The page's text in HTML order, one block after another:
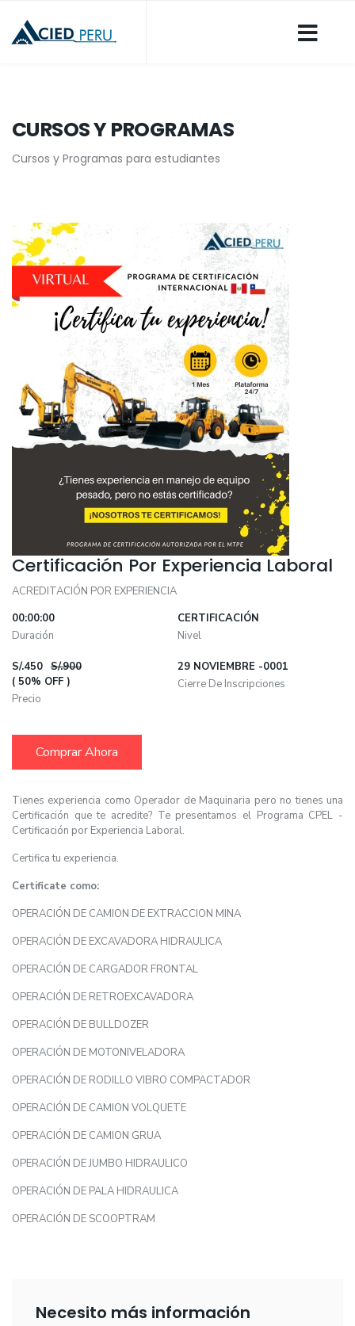
CURSOS Y PROGRAMAS
Cursos y Programas para estudiantes
Certificación Por Experiencia Laboral
ACREDITACIÓN POR EXPERIENCIA
00:00:00
Duración
CERTIFICACIÓN
Nivel
S/.450 S/.900
( 50% OFF )
Precio
29 NOVIEMBRE -0001
Cierre De Inscripciones
Comprar Ahora
Tienes experiencia como Operador de Maquinaria pero no tienes una
Certificación que te acredite? Te presentamos el Programa CPEL -
Certificación por Experiencia Laboral.
Certifica tu experiencia.
Certificate como:
OPERACIÓN DE CAMION DE EXTRACCION MINA
OPERACIÓN DE EXCAVADORA HIDRAULICA
OPERACIÓN DE CARGADOR FRONTAL
OPERACIÓN DE RETROEXCAVADORA
OPERACIÓN DE BULLDOZER
OPERACIÓN DE MOTONIVELADORA
OPERACIÓN DE RODILLO VIBRO COMPACTADOR
OPERACIÓN DE CAMION VOLQUETE
OPERACIÓN DE CAMION GRUA
OPERACIÓN DE JUMBO HIDRAULICO
OPERACIÓN DE PALA HIDRAULICA
OPERACIÓN DE SCOOPTRAM
Necesito más información